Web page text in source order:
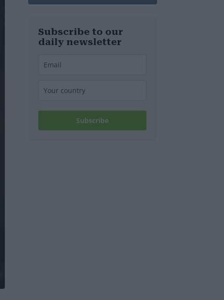
più caldi
Subscribe to our
daily newsletter
Subscribe